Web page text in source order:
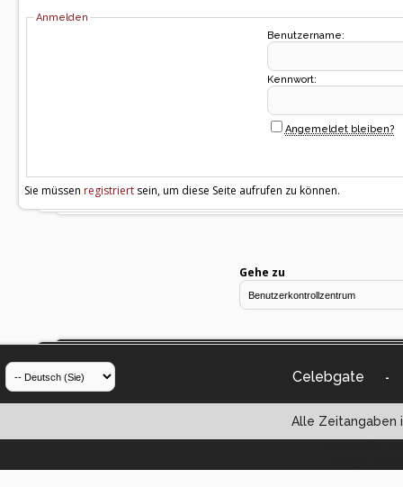
Anmelden
Benutzername:
Kennwort:
Angemeldet bleiben?
Sie müssen registriert sein, um diese Seite aufrufen zu können.
Gehe zu
Celebgate -
Alle Zeitangaben